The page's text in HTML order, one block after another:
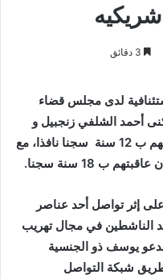
لدى مجلس قضاء
أحمد الشلفي زنجبيل و
المتابع برفقة متهمين آخرين حيث أدانتهم ب 12 سنة سجنا نافذا، مع
ب 18 سنة سجنا.
إثر تواصل أحد عناصر
الناشطين في مجال تهريب
يوسف ذو الجنسية
شبكة التواصل